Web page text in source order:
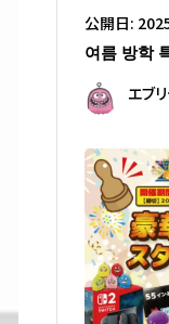
公開日:
여름 방학
エブ